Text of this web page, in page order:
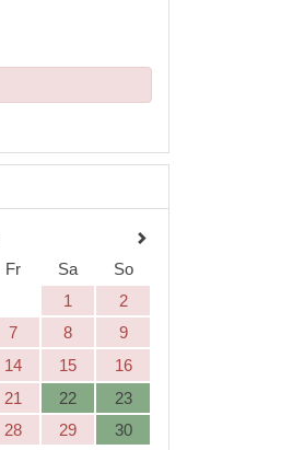
Fr Sa
So
1
2
7 8
9
14 15
16
21 22
23
28 29 30